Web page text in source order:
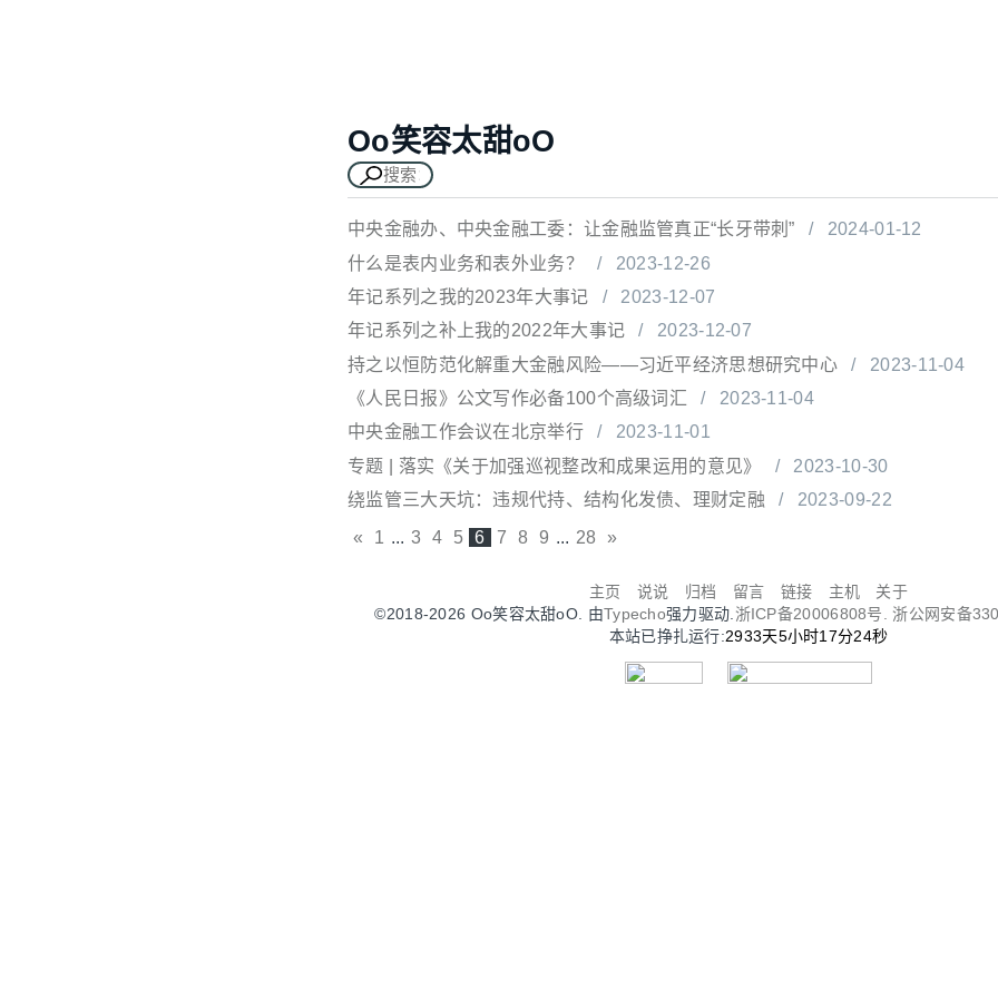
Oo笑容太甜oO
中央金融办、中央金融工委：让金融监管真正“长牙带刺” /
2024-01-12
什么是表内业务和表外业务？
/
2023-12-26
年记系列之我的2023年大事记
/
2023-12-07
年记系列之补上我的2022年大事记
/
2023-12-07
持之以恒防范化解重大金融风险——习近平经济思想研究中心
/
2023-11-04
《人民日报》公文写作必备100个高级词汇
/
2023-11-04
中央金融工作会议在北京举行
/
2023-11-01
专题 | 落实《关于加强巡视整改和成果运用的意见》
/
2023-10-30
绕监管三大天坑：违规代持、结构化发债、理财定融
/
2023-09-22
«
1 ... 3 4 5 6 7 8 9 ... 28 »
主页 说说 归档 留言 链接 主机
关于
©2018-2026 Oo笑容太甜oO. 由Typecho强力驱动. 浙ICP备20006808号. 浙公网安备
本站已挣扎运行:2933天5小时17分24秒